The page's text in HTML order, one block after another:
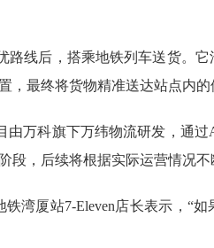
线后，搭乘地铁列车送货。它
最终将货物精准送达站点内的
万科旗下万纬物流研发，通过
，后续将根据实际运营情况不
厦站7-Eleven店长表示，“如